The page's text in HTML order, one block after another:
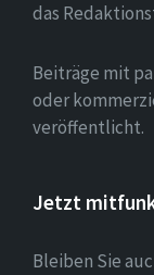
das
Beiträge mit
oder
veröffentlicht.
Jetzt
Bleiben Sie